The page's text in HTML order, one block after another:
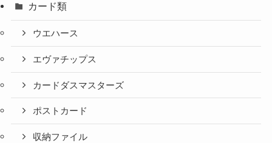
カード類
ウエハース
エヴァチップス
カードダスマスターズ
ポストカード
収納ファイル